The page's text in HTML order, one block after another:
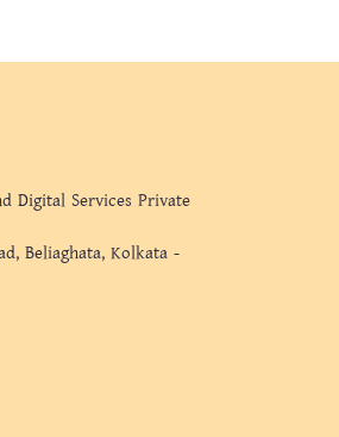
Digital Services Private
Beliaghata, Kolkata -